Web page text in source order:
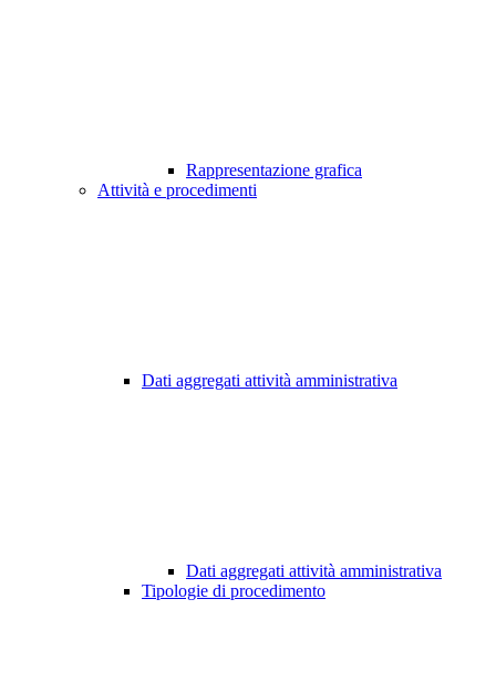
Rappresentazione grafica
Attività e procedimenti
Dati aggregati attività amministrativa
Dati aggregati attività amministrativa
Tipologie di procedimento